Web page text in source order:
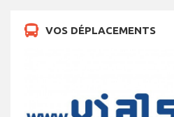
VOS DÉPLACEMENTS